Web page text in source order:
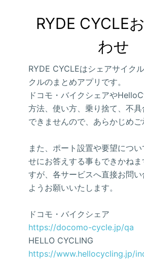
RYDE CYCLE
わせ
RYDE CYCLEはシェアサイク
クルのまとめアプリです。
ドコモ・バイクシェアや
方法、使い方、乗り捨て、不具
できませんので、あらかじめご
また、ポート設置や要望につ
せにお答えする事もできかね
すが、各サービスへ直接お問い
ようお願いいたします。
ドコモ・バイクシェア
https://docomo-cycle.jp/qa
HELLO CYCLING
https://www.hellocycling.jp/